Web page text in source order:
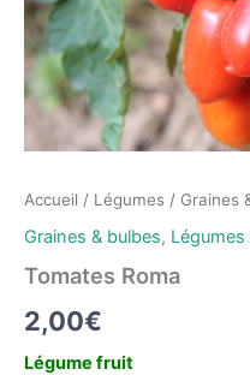
Accueil / Légumes / Graines
Graines & bulbes, Légumes
Tomates Roma
2,00€
Légume fruit